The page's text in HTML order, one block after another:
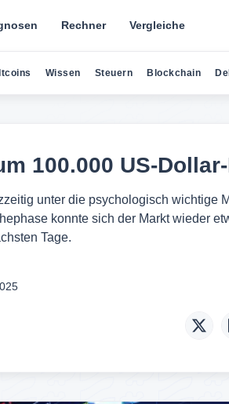
Rechner Vergleiche
Wissen Steuern Blockchain
100.000 US-
unter die psychologisch wichtige
konnte sich der Markt wieder
Tage.